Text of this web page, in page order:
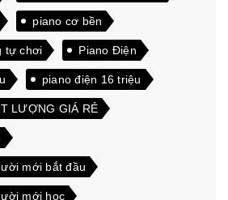
piano cơ bền
tự chơi Piano Điện
piano điện 16 triệu
LƯỢNG GIÁ RẺ
mới bắt đầu
mới học